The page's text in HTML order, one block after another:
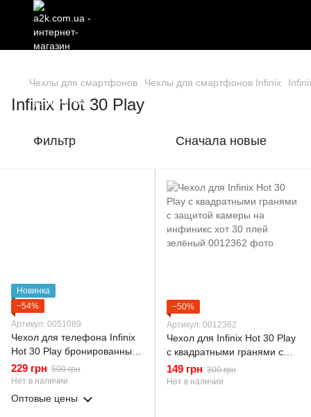
Чехлы для смартфонов Чехлы для смартфонов Infinix
Infinix Hot 30 Play
Фильтр Сначала новые
Новинка
−54%
Артикул: 0051089
Чехол для телефона Infinix
Hot 30 Play бронированный
с магнитным кольцом и
защитой камеры черный
229 грн 500 грн
Нет в наличии
Оптовые цены
−50%
Артикул: 0012362
Чехол для Infinix Hot 30 Play
с квадратными гранями с
защитой камеры на
инфиникс хот 30 плей
149 грн 300 грн
Нет в наличии